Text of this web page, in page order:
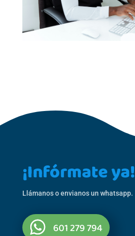
¡Infórmate ya!
Llámanos o envianos un whatsapp.
601 279 794